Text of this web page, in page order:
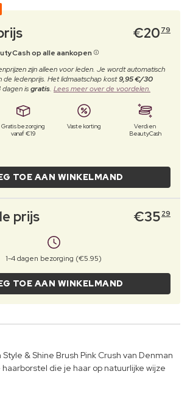
€20 79
op alle aankopen
zijn alleen voor leden. Je wordt automatisch
de ledenprijs. Het lidmaatschap kost9,95 €/30
dagen isgratis. Lees meer over de voordelen.
Gratis bezorging
vanaf €19
Vaste korting
Verdien
BeautyCash
TOE AAN WINKELMAND
prijs €35 29
1-4 dagen bezorging (€5.95)
TOE AAN WINKELMAND
& Shine Brush Pink Crush van Denman
die je haar op natuurlijke wijze